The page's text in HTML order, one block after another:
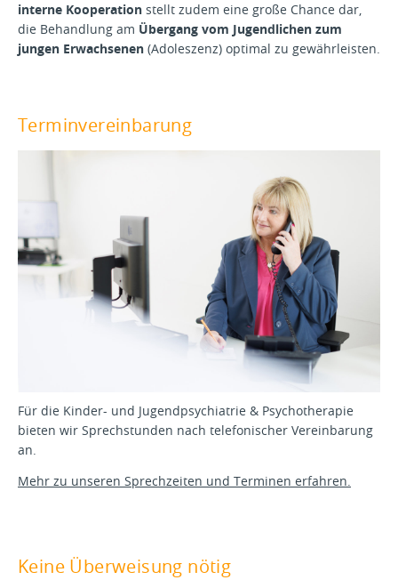
interne Kooperation stellt zudem eine große Chance dar,
die Behandlung am Übergang vom Jugendlichen zum
jungen Erwachsenen (Adoleszenz) optimal zu gewährleisten.
Terminvereinbarung
Für die Kinder- und Jugendpsychiatrie & Psychotherapie
bieten wir Sprechstunden nach telefonischer Vereinbarung
an.
Mehr zu unseren Sprechzeiten und Terminen erfahren.
Keine Überweisung nötig